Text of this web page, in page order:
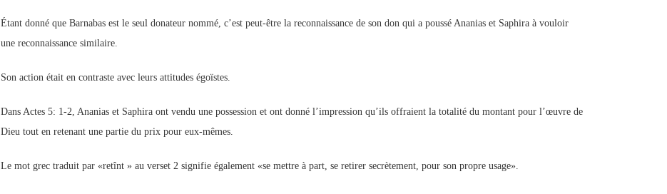
Étant donné que Barnabas est le seul donateur nommé, c’est peut-être la reconnaissance de son don qui a poussé Ananias et Saphira à vouloir
une reconnaissance similaire.
Son action était en contraste avec leurs attitudes égoïstes.
Dans Actes 5: 1-2, Ananias et Saphira ont vendu une possession et ont donné l’impression qu’ils offraient la totalité du montant pour l’œuvre de
Dieu tout en retenant une partie du prix pour eux-mêmes.
Le mot grec traduit par «retînt » au verset 2 signifie également «se mettre à part, se retirer secrètement, pour son propre usage».